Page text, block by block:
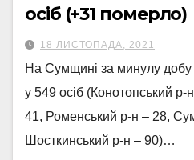
осіб (+31 померло)
18 ЛИСТОПАДА, 2021
На Сумщині за минулу добу
у 549 осіб (Конотопський
41, Роменський р-н – 28,
Шосткинський р-н – 90)…